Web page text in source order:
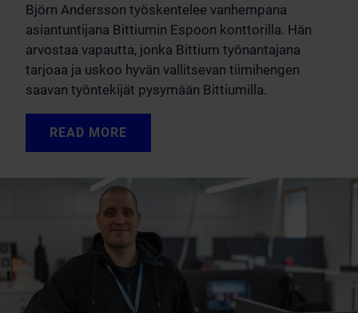
Björn Andersson työskentelee vanhempana
asiantuntijana Bittiumin Espoon konttorilla. Hän
arvostaa vapautta, jonka Bittium työnantajana
tarjoaa ja uskoo hyvän vallitsevan tiimihengen
saavan työntekijät pysymään Bittiumilla.
READ MORE